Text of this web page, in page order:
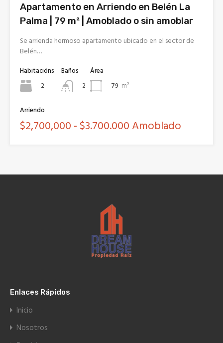
Apartamento en Arriendo en Belén La
Palma | 79 m² | Amoblado o sin amoblar
Se arrienda hermoso apartamento ubicado en el sector de
Belén…
Habitacións
2
Baños
2
Área
79 m²
Arriendo
$2,700,000 - $3.700.000 Amoblado
Enlaces Rápidos
Inicio
Nosotros